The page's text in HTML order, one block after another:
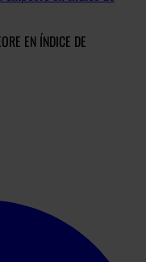
EN ÍNDICE DE